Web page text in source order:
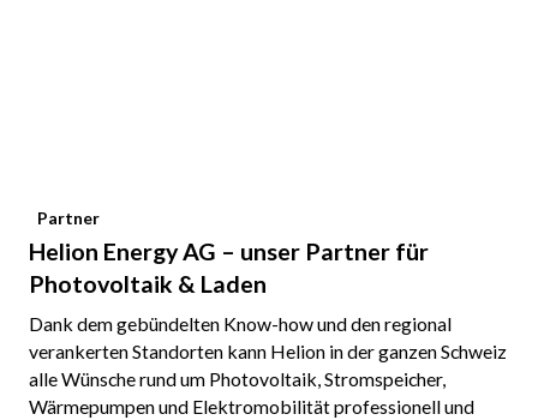
Partner
Helion Energy AG – unser Partner für
Photovoltaik & Laden
Dank dem gebündelten Know-how und den regional
verankerten Standorten kann Helion in der ganzen Schweiz
alle Wünsche rund um Photovoltaik, Stromspeicher,
Wärmepumpen und Elektromobilität professionell und